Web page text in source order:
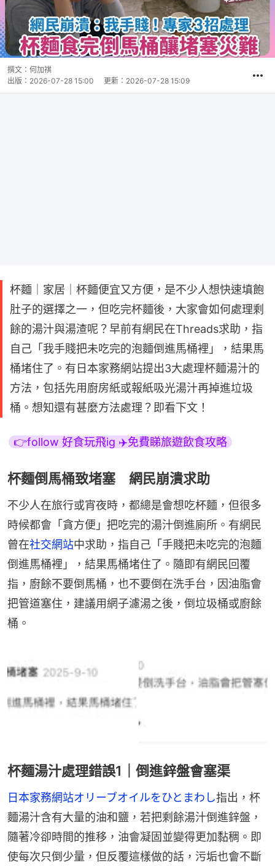
撰文： 何加祺
出版： 2026-07-28 15:00 更新： 2026-07-28 15:09
杯麵｜家居｜杯麵便宜又方便，是不少人想快速填飽
肚子的選擇之一，但吃完杯麵後，大家會如何處理剩
餘的湯汁與湯渣呢？早前有網民在Threads求助，指
自己「我手賤把未吃完的泡麵倒進馬桶裡」，結果馬
桶堵住了。有日本家務網站提出3大處理杯麵湯汁的
方法，包括先用廚房紙或報紙吸光湯汁再掉進垃圾
桶。想知還有甚麼方法處理？即看下文！
👉follow 好食玩飛ig ✈️免費睇旅遊飲食攻略
杯麵倒馬桶致堵塞 網民崩潰求助
不少人在旅行或宵夜時，都總是會想吃杯麵，但很多
時候都會「貪方便」把吃完的湯汁倒進廁所。有網民
曾在社交網站中求助，指自己「手賤把未吃完的泡麵
倒進馬桶裡」，結果馬桶堵住了。隨即有網民回覆
指，廚餘不要倒馬桶，也不要倒在洗手台，因油脂會
把管道塞住，建議用網子濾湯之後，倒垃圾桶或廚餘
桶。
杯麵湯汁處理錯誤1｜倒進鋅盤會塞渠
日本家務網站オリーブオイルをひとまわし指出，杯
麵湯汁含有大量的油和鹽，若把剩餘湯汁倒進鋅盤，
隨著冷卻時間的推移，油會凝固並變得更加黏稠。即
使每次只倒少量，但反覆這樣做的話，污垢也會不斷